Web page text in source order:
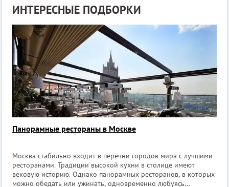
ИНТЕРЕСНЫЕ ПОДБОРКИ
Панорамные рестораны в Москве
Москва стабильно входит в перечни городов мира с лучшими
ресторанами. Традиции высокой кухни в столице имеют
вековую историю. Однако панорамных ресторанов, в которых
можно обедать или ужинать, одновременно любуясь